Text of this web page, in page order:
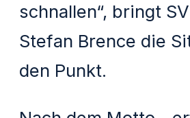
schnallen“, bringt
Stefan Brence die
den Punkt.